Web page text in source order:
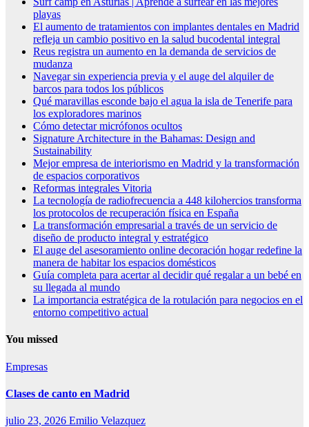
playas
El aumento de tratamientos con implantes dentales en Madrid
refleja un cambio positivo en la salud bucodental integral
Reus registra un aumento en la demanda de servicios de
mudanza
Navegar sin experiencia previa y el auge del alquiler de
barcos para todos los públicos
Qué maravillas esconde bajo el agua la isla de Tenerife para
los exploradores marinos
Cómo detectar micrófonos ocultos
Signature Architecture in the Bahamas: Design and
Sustainability
Mejor empresa de interiorismo en Madrid y la transformación
de espacios corporativos
Reformas integrales Vitoria
La tecnología de radiofrecuencia a 448 kilohercios transforma
los protocolos de recuperación física en España
La transformación empresarial a través de un servicio de
diseño de producto integral y estratégico
El auge del asesoramiento online decoración hogar redefine la
manera de habitar los espacios domésticos
Guía completa para acertar al decidir qué regalar a un bebé en
su llegada al mundo
La importancia estratégica de la rotulación para negocios en el
entorno competitivo actual
You missed
Empresas
Clases de canto en Madrid
julio 23, 2026 Emilio Velazquez